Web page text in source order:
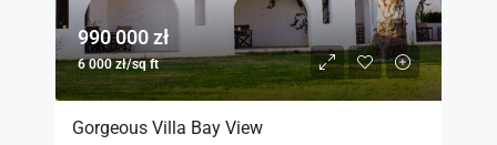
990 000 zł
6 000 zł/sq ft
Gorgeous Villa Bay View